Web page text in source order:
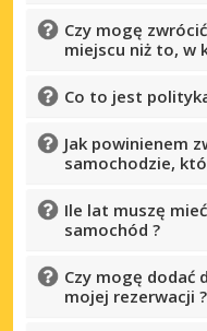
Czy mogę
miejscu niż to, w
Co to jest
Jak powinienem
samochodzie,
Ile lat muszę
samochód ?
Czy mogę dodać
mojej rezerwacji ?